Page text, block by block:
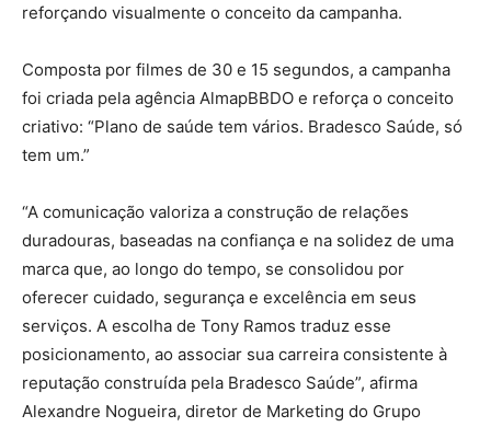
reforçando visualmente o conceito da campanha.
Composta por filmes de 30 e 15 segundos, a campanha
foi criada pela agência AlmapBBDO e reforça o conceito
criativo: “Plano de saúde tem vários. Bradesco Saúde, só
tem um.”
“A comunicação valoriza a construção de relações
duradouras, baseadas na confiança e na solidez de uma
marca que, ao longo do tempo, se consolidou por
oferecer cuidado, segurança e excelência em seus
serviços. A escolha de Tony Ramos traduz esse
posicionamento, ao associar sua carreira consistente à
reputação construída pela Bradesco Saúde”, afirma
Alexandre Nogueira, diretor de Marketing do Grupo